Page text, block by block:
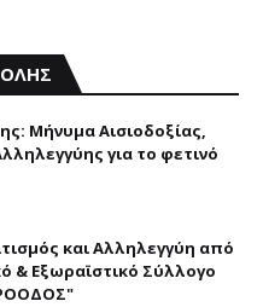
Mήνυμα Aισιοδοξίας,
για το φετινό
και Aλληλεγγύη από
& Εξωραϊστικό Σύλλογο